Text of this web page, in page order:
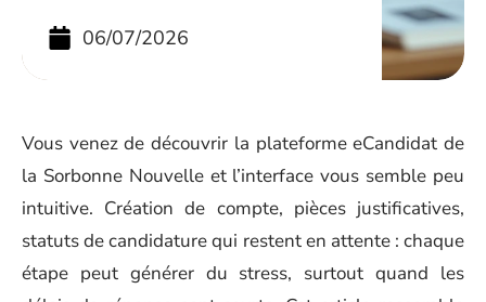
06/07/2026
Vous venez de découvrir la plateforme eCandidat de
la Sorbonne Nouvelle et l’interface vous semble peu
intuitive. Création de compte, pièces justificatives,
statuts de candidature qui restent en attente : chaque
étape peut générer du stress, surtout quand les